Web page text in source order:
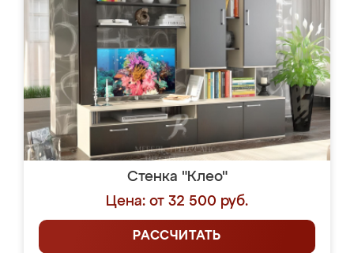
Стенка "Клео"
Цена: от 32 500 руб.
РАССЧИТАТЬ